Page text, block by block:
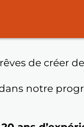
de créer
notre